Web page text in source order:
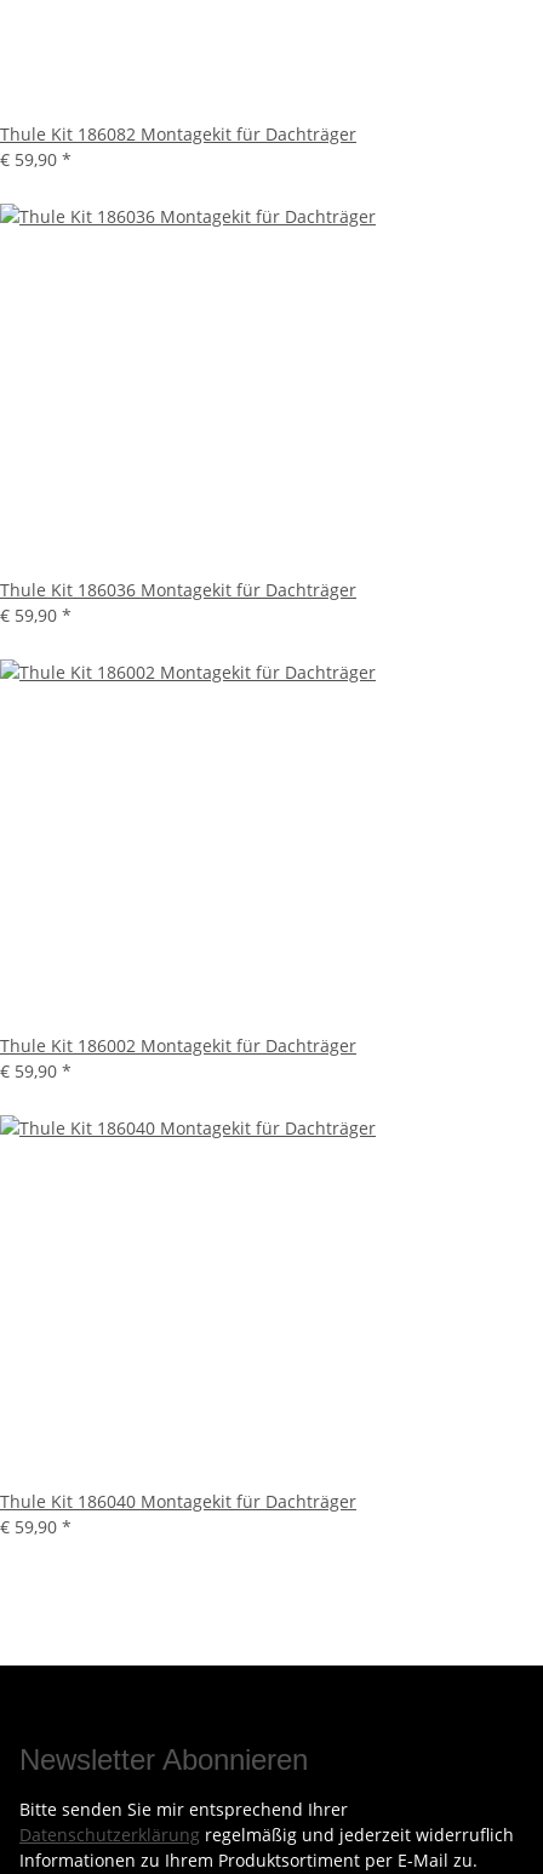
Thule Kit 186082 Montagekit für Dachträger
€ 59,90 *
Thule Kit 186036 Montagekit für Dachträger
€ 59,90 *
Thule Kit 186002 Montagekit für Dachträger
€ 59,90 *
Thule Kit 186040 Montagekit für Dachträger
€ 59,90 *
Newsletter Abonnieren
Bitte senden Sie mir entsprechend Ihrer
Datenschutzerklärung regelmäßig und jederzeit widerruflich
Informationen zu Ihrem Produktsortiment per E-Mail zu.